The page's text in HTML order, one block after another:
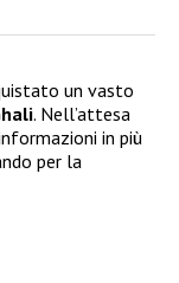
un vasto
. Nell’attesa
in più
per la